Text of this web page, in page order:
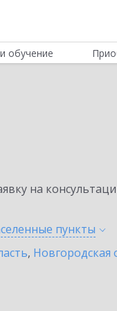
обучение
на
пункты
, Новгородская